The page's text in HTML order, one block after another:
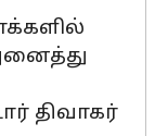
திவாகர்